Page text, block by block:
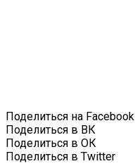
Поделиться на Facebook
Поделиться в ВК
Поделиться в ОК
Поделиться в Twitter